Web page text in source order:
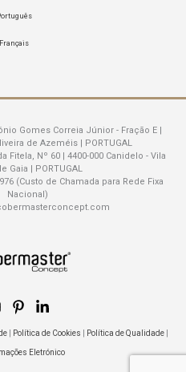
Français
Gomes Correia Júnior - Fração E |
de Azeméis | PORTUGAL
Fitela, Nº 60 | 4400-000 Canidelo - Vila
Gaia | PORTUGAL
(Custo de Chamada para Rede Fixa
Nacional)
| Política de Cookies Política de Qualidade|
Eletrónico